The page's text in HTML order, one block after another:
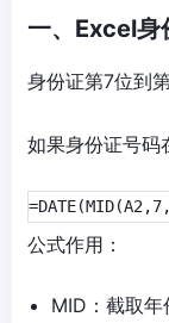
一、Excel身
身份证第7位到
如果身份证号码
公式作用：
MID：截取